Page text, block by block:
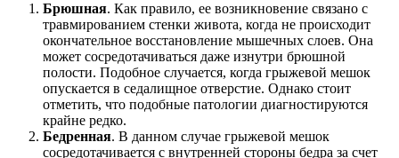
Брюшная. Как правило, ее возникновение связано с
травмированием стенки живота, когда не происходит
окончательное восстановление мышечных слоев. Она
может сосредотачиваться даже изнутри брюшной
полости. Подобное случается, когда грыжевой мешок
опускается в седалищное отверстие. Однако стоит
отметить, что подобные патологии диагностируются
крайне редко.
Бедренная. В данном случае грыжевой мешок
сосредотачивается с внутренней стороны бедра за счет